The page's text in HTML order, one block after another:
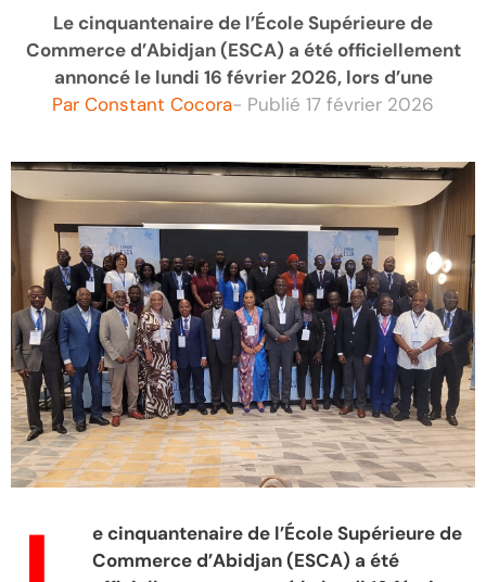
Le cinquantenaire de l’École Supérieure de
Commerce d’Abidjan (ESCA) a été officiellement
annoncé le lundi 16 février 2026, lors d’une
Par Constant Cocora- Publié 17 février 2026
e cinquantenaire de l’École Supérieure de
Commerce d’Abidjan (ESCA) a été